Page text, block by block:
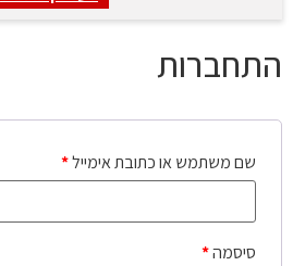
התחברות
שם משתמש או כתובת אימייל*
סיסמה*